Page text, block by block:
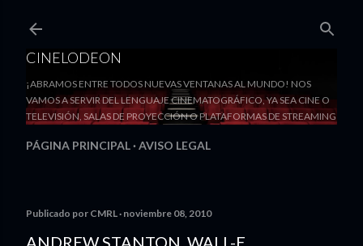
CINELODEON
¡ABRAMOS ENTRE TODOS NUEVAS VENTANAS AL MUNDO! NOS
VAMOS A SERVIR DEL LENGUAJE CINEMATOGRÁFICO, YA SEA CINE O
TELEVISIÓN, SALAS DE PROYECCIÓN O PLATAFORMAS DE STREAMING
PÁGINA PRINCIPAL AVISO LEGAL
Publicado por CMRL noviembre 08, 2010
ANDREW STANTON. WALL-E